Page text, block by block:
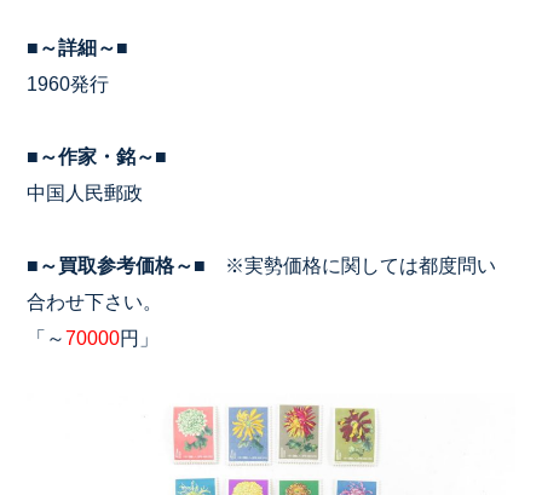
■～詳細～■
1960発行
■～作家・銘～■
中国人民郵政
■～買取参考価格～■ ※実勢価格に関しては都度問い
合わせ下さい。
「～ 70000円」